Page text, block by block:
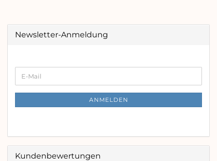
Newsletter-Anmeldung
ZUR
E-
Mail
ANMELDEN
Kundenbewertungen